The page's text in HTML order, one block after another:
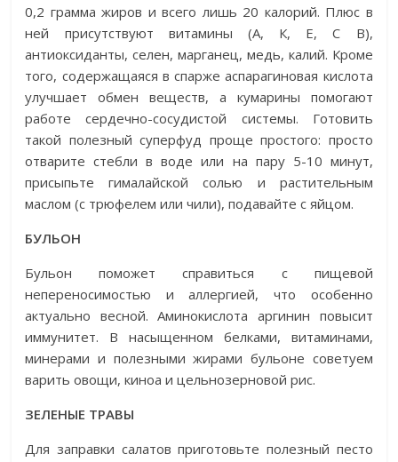
0,2 грамма жиров и всего лишь 20 калорий. Плюс в
ней присутствуют витамины (А, К, Е, С В),
антиоксиданты, селен, марганец, медь, калий. Кроме
того, содержащаяся в спарже аспарагиновая кислота
улучшает обмен веществ, а кумарины помогают
работе сердечно-сосудистой системы. Готовить
такой полезный суперфуд проще простого: просто
отварите стебли в воде или на пару 5-10 минут,
присыпьте гималайской солью и растительным
маслом (с трюфелем или чили), подавайте с яйцом.
БУЛЬОН
Бульон поможет справиться с пищевой
непереносимостью и аллергией, что особенно
актуально весной. Аминокислота аргинин повысит
иммунитет. В насыщенном белками, витаминами,
минерами и полезными жирами бульоне советуем
варить овощи, киноа и цельнозерновой рис.
ЗЕЛЕНЫЕ ТРАВЫ
Для заправки салатов приготовьте полезный песто